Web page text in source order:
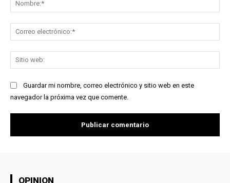
Guardar mi nombre, correo electrónico y sitio web en este
navegador la próxima vez que comente.
OPINION